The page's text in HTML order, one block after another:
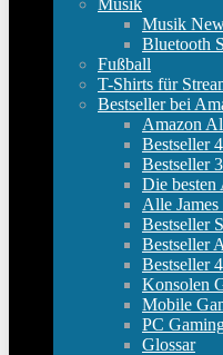
Musik
Musik
Bluetooth
Fußball
T-Shirts für
Bestseller bei
Amazon
Bestseller
Bestseller
Die besten
Alle
Bestseller
Bestseller
Bestseller
Konsolen
Mobile
PC
Glossar